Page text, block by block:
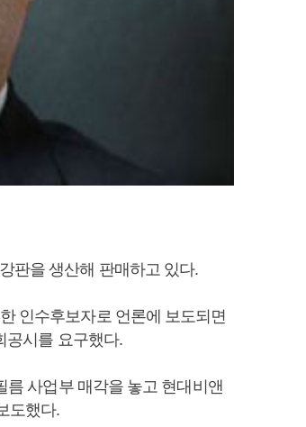
판을 생산해 판매하고 있다.
인수후보자로 언론에 보도되면
공시를 요구했다.
사업부 매각을 놓고 현대비앤
도했다.